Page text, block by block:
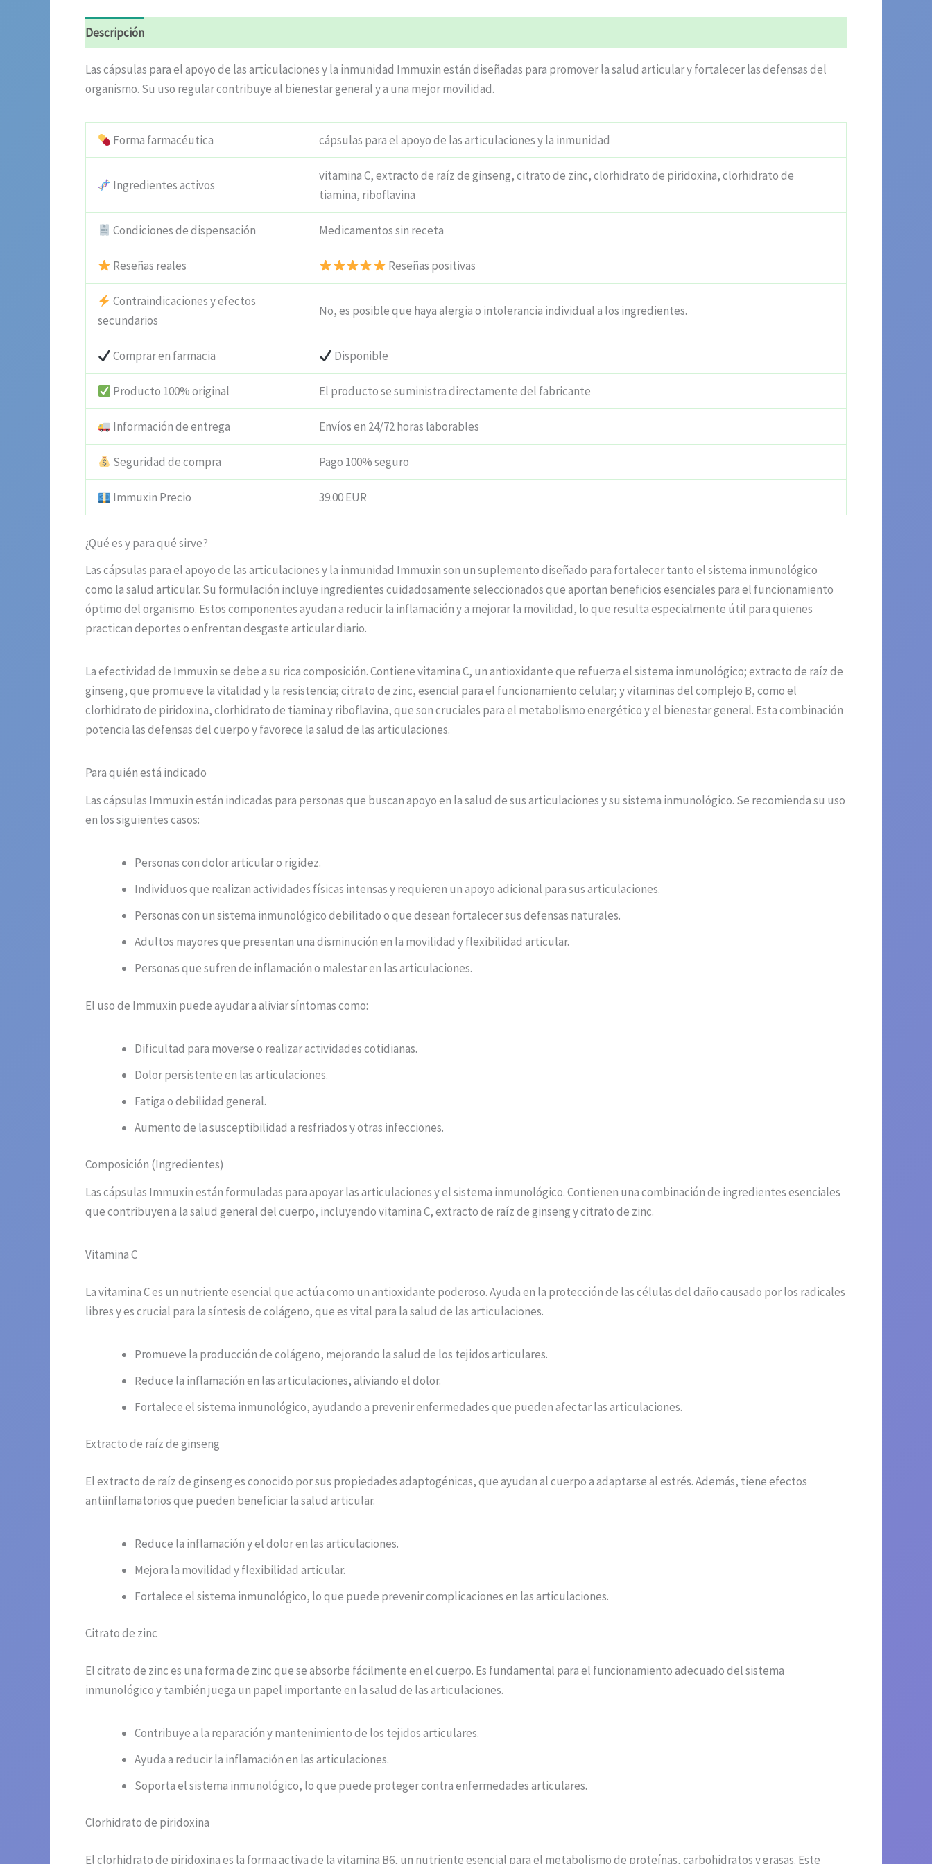
Descripción
Las cápsulas para el apoyo de las articulaciones y la inmunidad Immuxin están diseñadas para promover la salud articular y fortalecer las defensas del
organismo. Su uso regular contribuye al bienestar general y a una mejor movilidad.
Forma farmacéutica cápsulas para el apoyo de las articulaciones y la inmunidad
Ingredientes activos
vitamina C, extracto de raíz de ginseng, citrato de zinc, clorhidrato de piridoxina, clorhidrato de
tiamina, riboflavina
Condiciones de dispensación Medicamentos sin receta
Reseñas reales Reseñas positivas
Contraindicaciones y efectos
secundarios
No, es posible que haya alergia o intolerancia individual a los ingredientes.
Comprar en farmacia Disponible
Producto 100% original El producto se suministra directamente del fabricante
Información de entrega Envíos en 24/72 horas laborables
Seguridad de compra Pago 100% seguro
Immuxin Precio 39.00 EUR
¿Qué es y para qué sirve?
Las cápsulas para el apoyo de las articulaciones y la inmunidad Immuxin son un suplemento diseñado para fortalecer tanto el sistema inmunológico
como la salud articular. Su formulación incluye ingredientes cuidadosamente seleccionados que aportan beneficios esenciales para el funcionamiento
óptimo del organismo. Estos componentes ayudan a reducir la inflamación y a mejorar la movilidad, lo que resulta especialmente útil para quienes
practican deportes o enfrentan desgaste articular diario.
La efectividad de Immuxin se debe a su rica composición. Contiene vitamina C, un antioxidante que refuerza el sistema inmunológico; extracto de raíz de
ginseng, que promueve la vitalidad y la resistencia; citrato de zinc, esencial para el funcionamiento celular; y vitaminas del complejo B, como el
clorhidrato de piridoxina, clorhidrato de tiamina y riboflavina, que son cruciales para el metabolismo energético y el bienestar general. Esta combinación
potencia las defensas del cuerpo y favorece la salud de las articulaciones.
Para quién está indicado
Las cápsulas Immuxin están indicadas para personas que buscan apoyo en la salud de sus articulaciones y su sistema inmunológico. Se recomienda su uso
en los siguientes casos:
Personas con dolor articular o rigidez.
Individuos que realizan actividades físicas intensas y requieren un apoyo adicional para sus articulaciones.
Personas con un sistema inmunológico debilitado o que desean fortalecer sus defensas naturales.
Adultos mayores que presentan una disminución en la movilidad y flexibilidad articular.
Personas que sufren de inflamación o malestar en las articulaciones.
El uso de Immuxin puede ayudar a aliviar síntomas como:
Dificultad para moverse o realizar actividades cotidianas.
Dolor persistente en las articulaciones.
Fatiga o debilidad general.
Aumento de la susceptibilidad a resfriados y otras infecciones.
Composición (Ingredientes)
Las cápsulas Immuxin están formuladas para apoyar las articulaciones y el sistema inmunológico. Contienen una combinación de ingredientes esenciales
que contribuyen a la salud general del cuerpo, incluyendo vitamina C, extracto de raíz de ginseng y citrato de zinc.
Vitamina C
La vitamina C es un nutriente esencial que actúa como un antioxidante poderoso. Ayuda en la protección de las células del daño causado por los radicales
libres y es crucial para la síntesis de colágeno, que es vital para la salud de las articulaciones.
Promueve la producción de colágeno, mejorando la salud de los tejidos articulares.
Reduce la inflamación en las articulaciones, aliviando el dolor.
Fortalece el sistema inmunológico, ayudando a prevenir enfermedades que pueden afectar las articulaciones.
Extracto de raíz de ginseng
El extracto de raíz de ginseng es conocido por sus propiedades adaptogénicas, que ayudan al cuerpo a adaptarse al estrés. Además, tiene efectos
antiinflamatorios que pueden beneficiar la salud articular.
Reduce la inflamación y el dolor en las articulaciones.
Mejora la movilidad y flexibilidad articular.
Fortalece el sistema inmunológico, lo que puede prevenir complicaciones en las articulaciones.
Citrato de zinc
El citrato de zinc es una forma de zinc que se absorbe fácilmente en el cuerpo. Es fundamental para el funcionamiento adecuado del sistema
inmunológico y también juega un papel importante en la salud de las articulaciones.
Contribuye a la reparación y mantenimiento de los tejidos articulares.
Ayuda a reducir la inflamación en las articulaciones.
Soporta el sistema inmunológico, lo que puede proteger contra enfermedades articulares.
Clorhidrato de piridoxina
El clorhidrato de piridoxina es la forma activa de la vitamina B6, un nutriente esencial para el metabolismo de proteínas, carbohidratos y grasas. Este